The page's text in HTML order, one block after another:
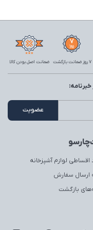
7 روز ضمانت بازگشت ضمانت اصل بودن کالا
اقساطی لوازم آشپزخانه
ارسال سفارش
بازگشت